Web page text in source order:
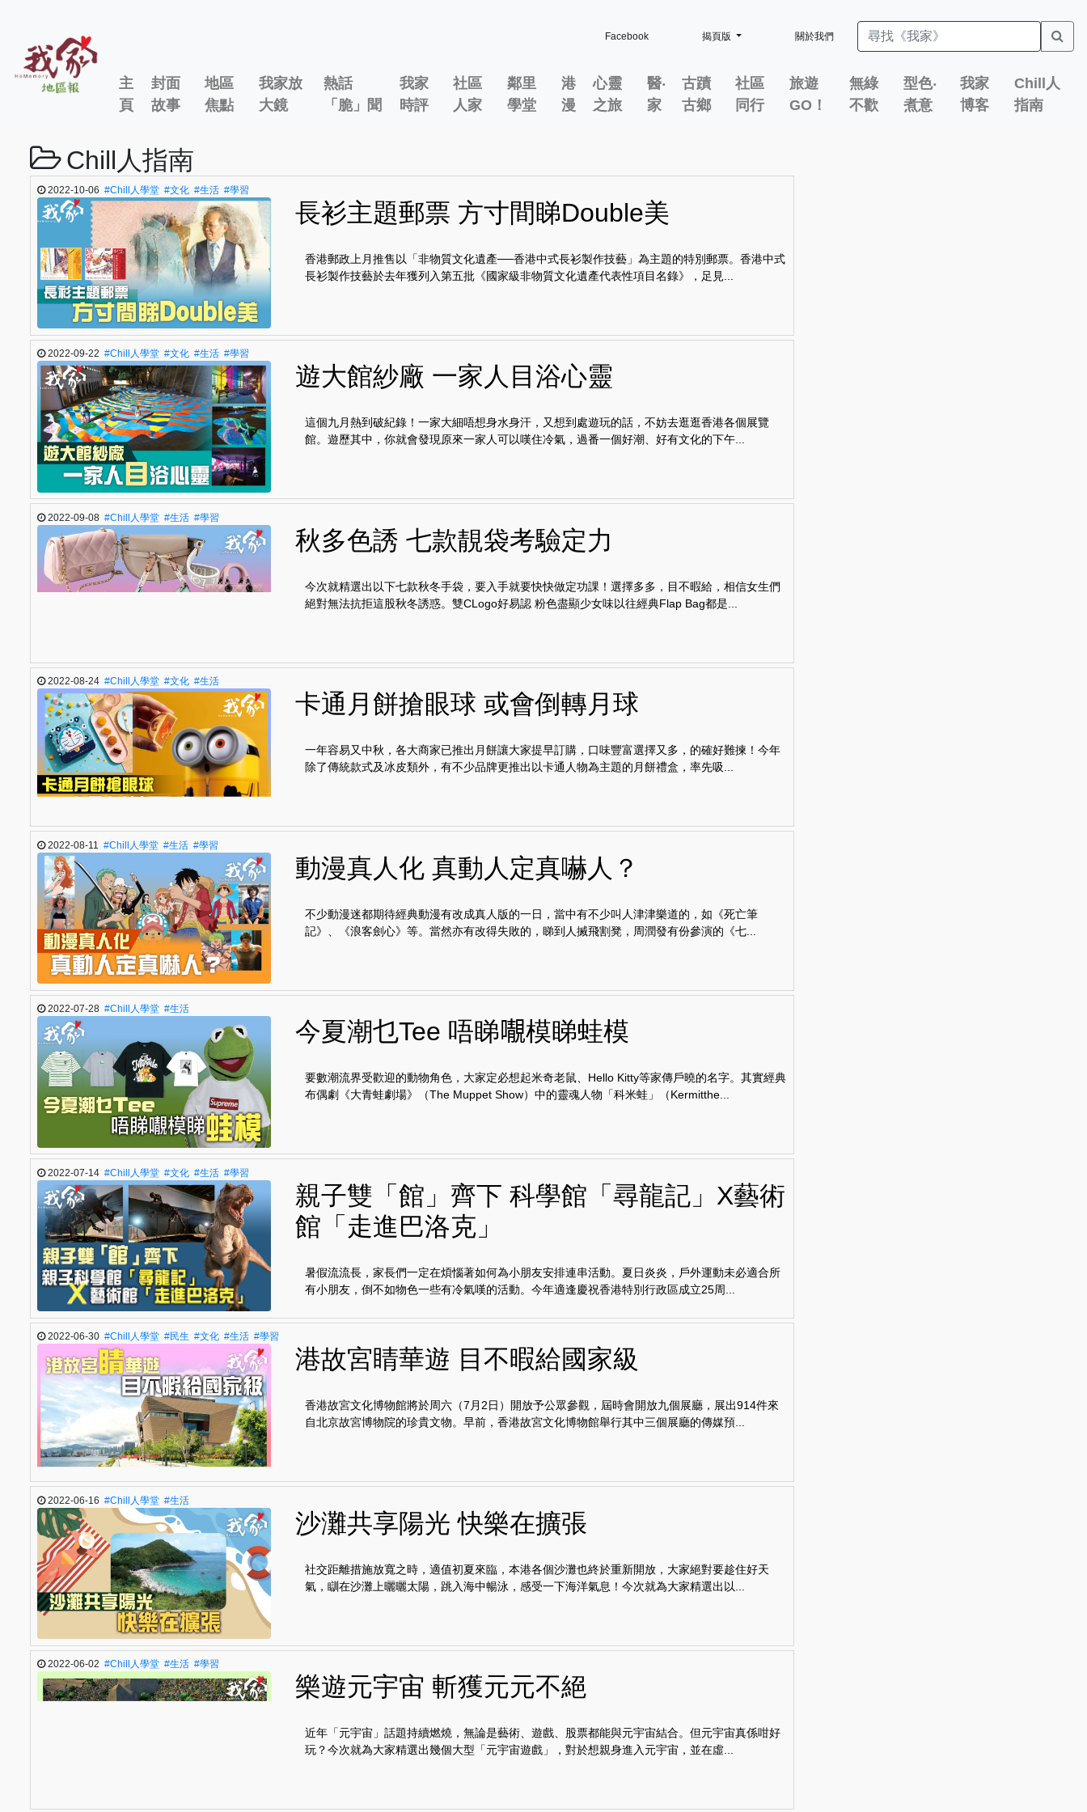
Facebook 揭頁版 關於我們
主
頁
封面
故事
地區
焦點
我家放
大鏡
熱話
「脆」聞
我家
時評
社區
人家
鄰里
學堂
港
漫
心靈
之旅
醫‧
家
古蹟
古鄉
社區
同行
旅遊
GO！
無綠
不歡
型色‧
煮意
我家
博客
Chill人
指南
Chill人指南
2022-10-06 #Chill人學堂 #文化 #生活 #學習
長衫主題郵票 方寸間睇Double美
香港郵政上月推售以「非物質文化遺產──香港中式長衫製作技藝」為主題的特別郵票。香港中式
長衫製作技藝於去年獲列入第五批《國家級非物質文化遺產代表性項目名錄》，足見...
2022-09-22 #Chill人學堂 #文化 #生活 #學習
遊大館紗廠 一家人目浴心靈
這個九月熱到破紀錄！一家大細唔想身水身汗，又想到處遊玩的話，不妨去逛逛香港各個展覽
館。遊歷其中，你就會發現原來一家人可以嘆住冷氣，過番一個好潮、好有文化的下午...
2022-09-08 #Chill人學堂 #生活 #學習
秋多色誘 七款靚袋考驗定力
今次就精選出以下七款秋冬手袋，要入手就要快快做定功課！選擇多多，目不暇給，相信女生們
絕對無法抗拒這股秋冬誘惑。雙CLogo好易認 粉色盡顯少女味以往經典Flap Bag都是...
2022-08-24 #Chill人學堂 #文化 #生活
卡通月餅搶眼球 或會倒轉月球
一年容易又中秋，各大商家已推出月餅讓大家提早訂購，口味豐富選擇又多，的確好難揀！今年
除了傳統款式及冰皮類外，有不少品牌更推出以卡通人物為主題的月餅禮盒，率先吸...
2022-08-11 #Chill人學堂 #生活 #學習
動漫真人化 真動人定真嚇人？
不少動漫迷都期待經典動漫有改成真人版的一日，當中有不少叫人津津樂道的，如《死亡筆
記》、《浪客劍心》等。當然亦有改得失敗的，睇到人搣飛割凳，周潤發有份參演的《七...
2022-07-28 #Chill人學堂 #生活
今夏潮乜Tee 唔睇𡃁模睇蛙模
要數潮流界受歡迎的動物角色，大家定必想起米奇老鼠、Hello Kitty等家傳戶曉的名字。其實經典
布偶劇《大青蛙劇場》（The Muppet Show）中的靈魂人物「科米蛙」（Kermitthe...
2022-07-14 #Chill人學堂 #文化 #生活 #學習
親子雙「館」齊下 科學館「尋龍記」X藝術
館「走進巴洛克」
暑假流流長，家長們一定在煩惱著如何為小朋友安排連串活動。夏日炎炎，戶外運動未必適合所
有小朋友，倒不如物色一些有冷氣嘆的活動。今年適逢慶祝香港特別行政區成立25周...
2022-06-30 #Chill人學堂 #民生 #文化 #生活 #學習
港故宮睛華遊 目不暇給國家級
香港故宮文化博物館將於周六（7月2日）開放予公眾參觀，屆時會開放九個展廳，展出914件來
自北京故宮博物院的珍貴文物。早前，香港故宮文化博物館舉行其中三個展廳的傳媒預...
2022-06-16 #Chill人學堂 #生活
沙灘共享陽光 快樂在擴張
社交距離措施放寬之時，適值初夏來臨，本港各個沙灘也終於重新開放，大家絕對要趁住好天
氣，瞓在沙灘上曬曬太陽，跳入海中暢泳，感受一下海洋氣息！今次就為大家精選出以...
2022-06-02 #Chill人學堂 #生活 #學習
樂遊元宇宙 斬獲元元不絕
近年「元宇宙」話題持續燃燒，無論是藝術、遊戲、股票都能與元宇宙結合。但元宇宙真係咁好
玩？今次就為大家精選出幾個大型「元宇宙遊戲」，對於想親身進入元宇宙，並在虛...